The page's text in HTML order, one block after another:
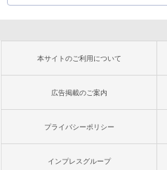
本サイトのご利用について
広告掲載のご案内
プライバシーポリシー
インプレスグループ